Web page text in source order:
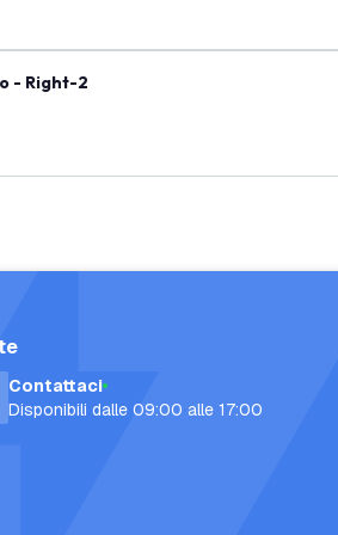
- Right-2
Contattaci
Disponibili dalle 09:00 alle 17:00